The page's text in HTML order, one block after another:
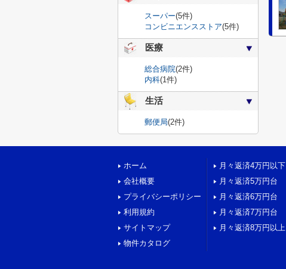
スーパー(5件)
コンビニエンスストア(5件)
医療
総合病院(2件)
内科(1件)
生活
郵便局(2件)
ホーム
会社概要
プライバシーポリシー
利用規約
サイトマップ
物件カタログ
月々返済4万円以下
月々返済5万円台
月々返済6万円台
月々返済7万円台
月々返済8万円以上